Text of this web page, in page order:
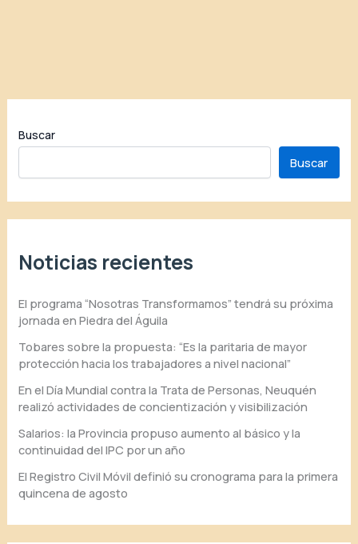
Buscar
Buscar
Noticias recientes
El programa “Nosotras Transformamos” tendrá su próxima
jornada en Piedra del Águila
Tobares sobre la propuesta: “Es la paritaria de mayor
protección hacia los trabajadores a nivel nacional”
En el Día Mundial contra la Trata de Personas, Neuquén
realizó actividades de concientización y visibilización
Salarios: la Provincia propuso aumento al básico y la
continuidad del IPC por un año
El Registro Civil Móvil definió su cronograma para la primera
quincena de agosto